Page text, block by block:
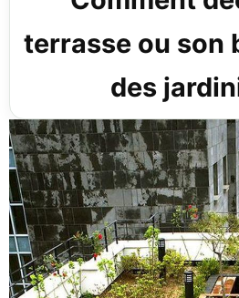
terrasse ou son
des